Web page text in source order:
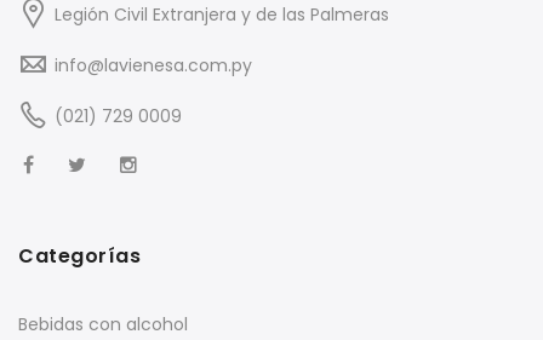
Legión Civil Extranjera y de las Palmeras
info@lavienesa.com.py
(021) 729 0009
Categorías
Bebidas con alcohol